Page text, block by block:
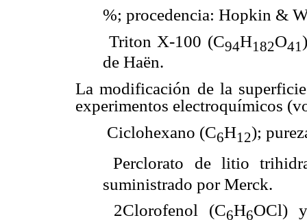
%; procedencia: Hopkin &
 Triton X-100 (C94H182O41
de Haën.
La modificación de la
experimentos electroquímicos
 Ciclohexano (C6H12);
 Perclorato de litio
suministrado por Merck.
 2Clorofenol (C6H6OCl)